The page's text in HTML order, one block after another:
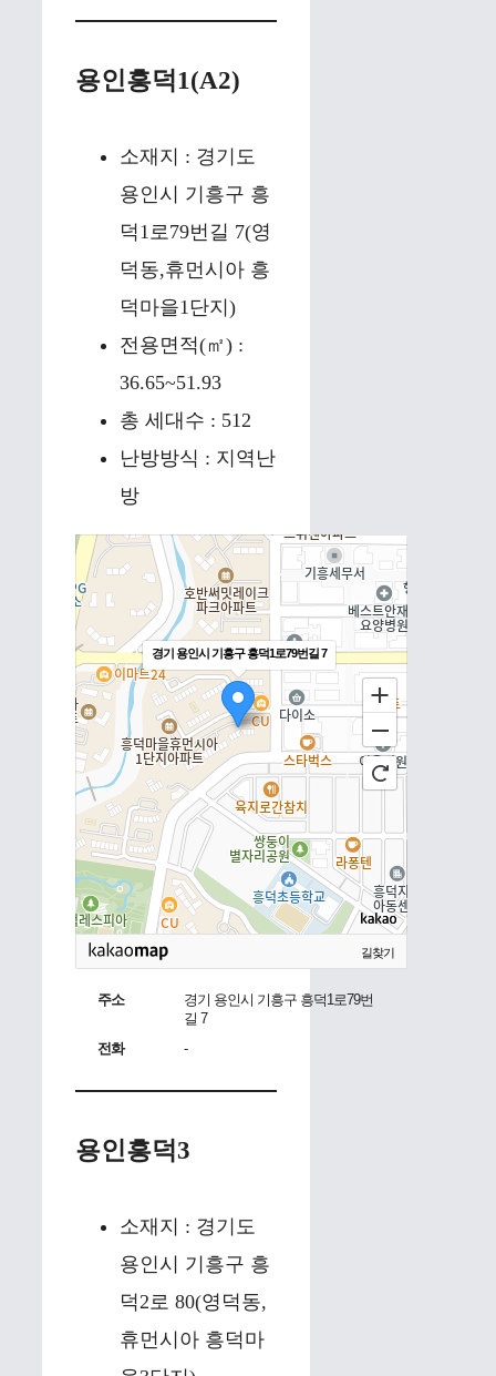
용인흥덕1(A2)
소재지 : 경기도
용인시 기흥구 흥
덕1로79번길 7(영
덕동,휴먼시아 흥
덕마을1단지)
전용면적(㎡) :
36.65~51.93
총 세대수 : 512
난방방식 : 지역난
방
경기 용인시 기흥구 흥덕1로79번길 7
길찾기
주소
경기 용인시 기흥구 흥덕1로79번
길 7
전화
-
용인흥덕3
소재지 : 경기도
용인시 기흥구 흥
덕2로 80(영덕동,
휴먼시아 흥덕마